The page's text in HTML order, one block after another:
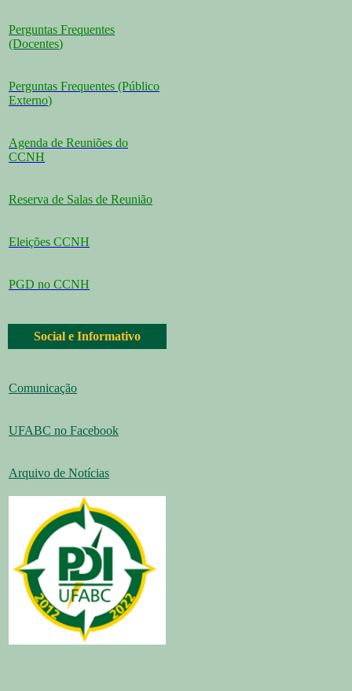
Perguntas Frequentes
(Docentes)
Perguntas Frequentes (Público
Externo)
Agenda de Reuniões do
CCNH
Reserva de Salas de Reunião
Eleições CCNH
PGD no CCNH
Social e Informativo
Comunicação
UFABC no Facebook
Arquivo de Notícias